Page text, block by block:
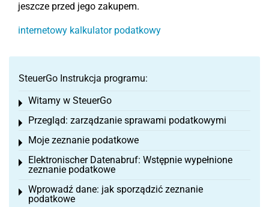
jeszcze przed jego zakupem.
internetowy kalkulator podatkowy
SteuerGo Instrukcja programu:
Witamy w SteuerGo
Toggle menu
Przegląd: zarządzanie sprawami podatkowymi
Toggle menu
Moje zeznanie podatkowe
Toggle menu
Elektronischer Datenabruf: Wstępnie wypełnione
zeznanie podatkowe
Toggle menu
Wprowadź dane: jak sporządzić zeznanie
podatkowe
Toggle menu